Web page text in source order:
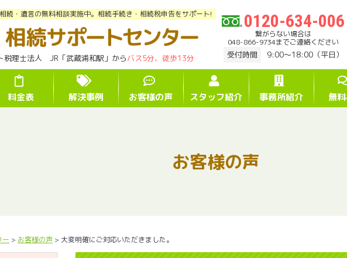
続・遺言の無料相談実施中。相続手続き・相続税申告をサポート!
税理士法人 JR「武蔵浦和駅」からバス5分、徒歩13分
0120-634-006
繋がらない場合は
048-866-9734までご連絡ください
受付時間 9:00～18:00（平日）
料金表 解決事例 お客様の声 スタッフ紹介 事務所紹介 無
お客様の声
ー > お客様の声 > 大変明確にご対応いただきました。